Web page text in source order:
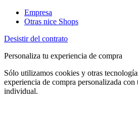
Empresa
Otras nice Shops
Desistir del contrato
Personaliza tu experiencia de compra
Sólo utilizamos cookies y otras
experiencia de compra personalizada
individual.